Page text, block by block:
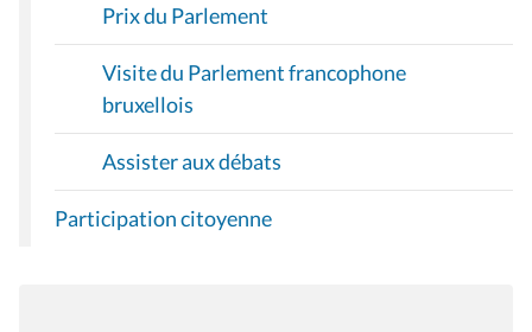
Prix du Parlement
Visite du Parlement francophone
bruxellois
Assister aux débats
Participation citoyenne